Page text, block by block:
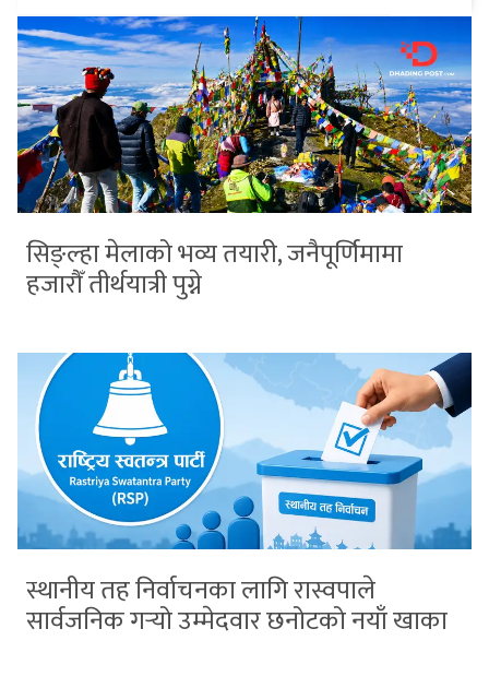
सिङ्ल्हा मेलाको भव्य तयारी, जनैपूर्णिमामा
हजारौँ तीर्थयात्री पुग्ने
स्थानीय तह निर्वाचनका लागि रास्वपाले
सार्वजनिक गर्‍यो उम्मेदवार छनोटको नयाँ खाका